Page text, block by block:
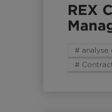
REX
# analyse
#
#